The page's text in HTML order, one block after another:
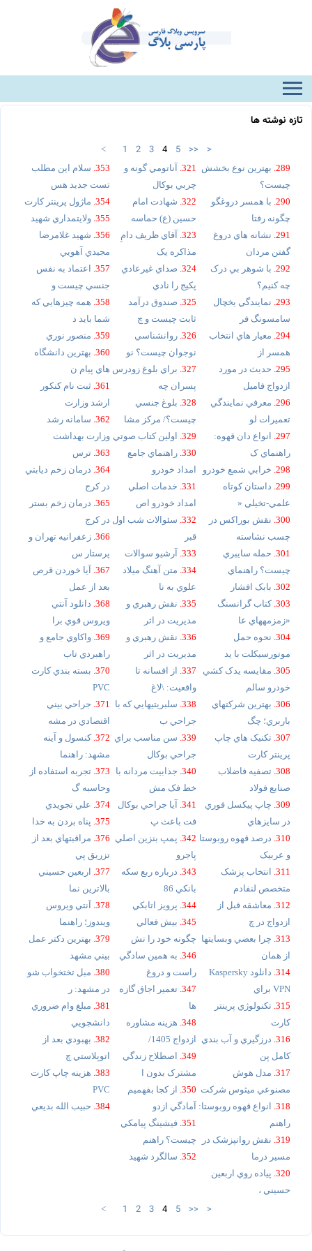
تازه نوشته ها
< 1 2 34 5 >> >
289. بهترين نوع بخشش
چيست؟
290. با همسر دروغگو
چگونه رفتا
291. نشانه هاي دروغ
گفتن مردان
292. با شوهر بي درک
چه کنيم؟
293. نمايندگي يخچال
سامسونگ فر
294. معيار هاي انتخاب
همسر از
295. حديث در مورد
ازدواج فاميل
296. معرفي نمايندگي
تعميرات لو
297.
انواع دان قهوه:
راهنماي ک
298. خرابي شمع خودرو
299. داستان کوتاه
علمي-تخيلي «
300. نقش بوراکس در
چسب نشاسته
301. حمله سايبري
چيست؟ راهنماي
302. بابک افشار
303. کتاب گرانسنگ
«زمزمههاي عا
304. نحوه حمل
موتورسيکلت با يد
305. مقايسه يدک کشي
خودرو سالم
306. بهترين شرکتهاي
باربري؛ چگ
307. تکنيک هاي چاپ
پرينتر کارت
308. تصفيه فاضلاب
صنايع فولاد
309. چاپ پيکسل فوري
در سايزهاي
310. درصد قهوه روبوستا
و عربيک
311.
انتخاب پزشک
متخصص لنفادم
312. معاشقه قبل از
ازدواج در چ
313. چرا بعضي وبسايتها
از همان
314.
دانلود Kaspersky
VPN براي
315. تکنولوژي پرينتر
کارت
316. درزگيري و آب بندي
کامل پن
317. مدل هوش
مصنوعي ميثوس شرکت
318.
انواع قهوه روبوستا:
راهنم
319. نقش روانپزشک در
مسير درما
320. پياده روي اربعين
حسيني ،
321.
آناتومي گونه و
چربي بوکال
322. شهادت امام
حسين (ع) حماسه
323.
آقاي ظريف دامِ
مذاکره يک
324. صداي غيرعادي
پکيج را نادي
325. صندوق درآمد
ثابت چيست و چ
326. روانشناسي
نوجوان چيست؟ نو
327. براي بلوغ زودرس
پسران چه
328. بلوغ جنسي
چيست؟/ مرکز مشا
329.
اولين كتاب صوتي
330. راهنماي جامع
امداد خودرو
331. خدمات اصلي
امداد خودرو اص
332. سئوالات شب اول
قبر
333.
آرشيو سوالات
334. متن آهنگ ميلاد
علوي به نا
335. نقش رهبري و
مديريت در اثر
336. نقش رهبري و
مديريت در اثر
337.
از افسانه تا
واقعيت: \لاغ
338. سلبريتيهايي که با
جراحي ب
339. سن مناسب براي
جراحي بوکال
340. جذابيت مردانه با
خط فک مش
341.
آيا جراحي بوکال
فت باعث پ
342. پمپ بنزين اصلي
پاجرو
343. درباره ربع سکه
بانکي 86
344. پرويز اتابکي
345. بيش فعالي
چگونه خود را نش
346. به همين سادگي
راست و دروغ
347. تعمير اجاق گازه
ها
348. هزينه مشاوره
ازدواج 1405/
349.
اصطلاح زندگي
مشترک بدون ا
350.
از کجا بفهميم
آمادگي ازدو
351. فيشينگ پيامکي
چيست؟ راهنم
352. سالگرد شهيد
353. سلام اين مطلب
تست جديد هس
354. ماژول پرينتر کارت
355. ولايتمداري شهيد
356. شهيد غلامرضا
مجيدي آهويي
357.
اعتماد به نفس
جنسي چيست و
358. همه چيزهايي که
شما بايد د
359. منصور نوري
360. بهترين دانشگاه
هاي پيام ن
361. ثبت نام کنکور
ارشد وزارت
362. سامانه رشد
وزارت بهداشت
363. ترس
364. درمان زخم ديابتي
در کرج
365. درمان زخم بستر
در کرج
366. زعفرانيه تهران و
پرستار س
367.
آيا خوردن قرص
بعد از عمل
368. دانلود آنتي
ويروس قوي برا
369. واکاوي جامع و
راهبردي تاب
370. بسته بندي کارت
PVC
371. جراحي بيني
اقتصادي در مشه
372. کنسول و آينه
مشهد: راهنما
373. تجربه استفاده از
وحاسبه گ
374. علي تجويدي
375. پناه بردن به خدا
376. مراقبتهاي بعد از
تزريق پي
377.
اربعين حسيني
بالاترين نما
378.
آنتي ويروس
ويندوز؛ راهنما
379. بهترين دکتر عمل
بيني مشهد
380. مبل تختخواب شو
در مشهد: ر
381. مبلغ وام ضروري
دانشجويي
382. بهبودي بعد از
اتوپلاستي چ
383. هزينه چاپ کارت
PVC
384. حبيب الله بديعي
< 1 2 34 5 >> >